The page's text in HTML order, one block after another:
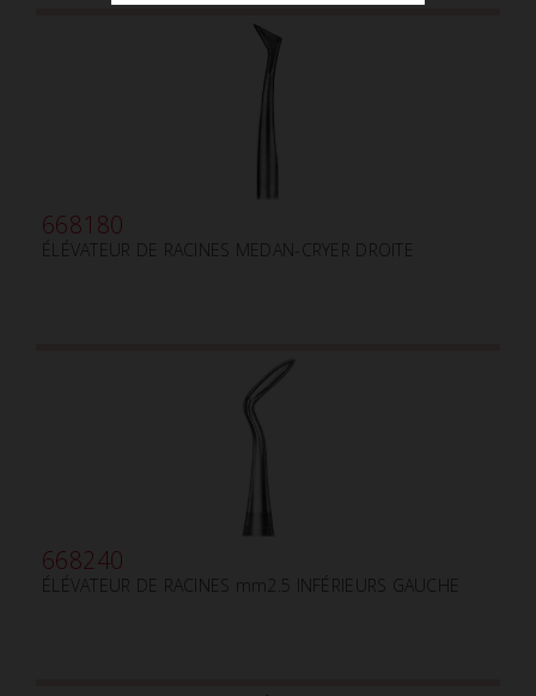
668180
ÉLÉVATEUR DE RACINES MEDAN-CRYER DROITE
668240
ÉLÉVATEUR DE RACINES mm2.5 INFÉRIEURS GAUCHE